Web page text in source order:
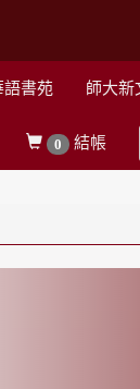
語書苑 師大新
0 結帳